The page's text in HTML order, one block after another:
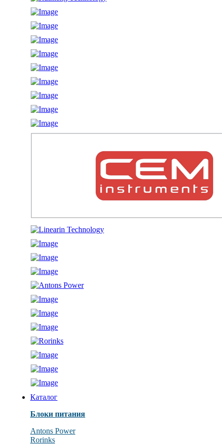
Каталог
Блоки питания
Antons Power
Rorinks